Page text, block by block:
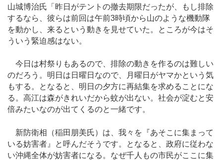
山城博治氏「昨日がテントの撤去期限だったが、もし排除
するなら、彼らは前回は午前3時頃から山のような機動隊
を動かし、来るという動きを見せていた。ところが今はそ
ういう緊迫感はない。
今日は村祭りもあるので、排除の動きを作るのは難しい
のだろう。明日は日曜日なので、月曜日がヤマかという気
もする。となると、明日の夕方に再結集を求めることにな
る。高江は森がきれいだから蚊が出ない。社会が淀むと安
倍みたいなのが出てくるのと一緒です。
新防衛相（稲田朋美氏）は、我々を『あそこに集まって
いる妨害者』と呼んだそうです。となると、政府に従わな
い沖縄全体が妨害者になる。なぜ千人もの市民がここに集